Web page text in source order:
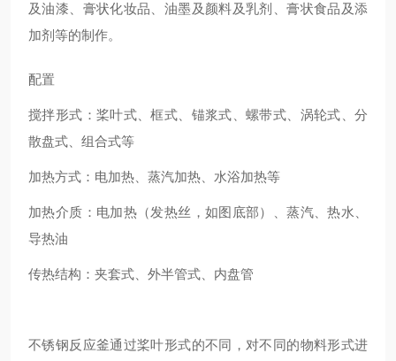
及油漆、膏状化妆品、油墨及颜料及乳剂、膏状食品及添
加剂等的制作。
配置
搅拌形式：桨叶式、框式、锚浆式、螺带式、涡轮式、分
散盘式、组合式等
加热方式：电加热、蒸汽加热、水浴加热等
加热介质：电加热（发热丝，如图底部）、蒸汽、热水、
导热油
传热结构：夹套式、外半管式、内盘管
不锈钢反应釜通过桨叶形式的不同，对不同的物料形式进